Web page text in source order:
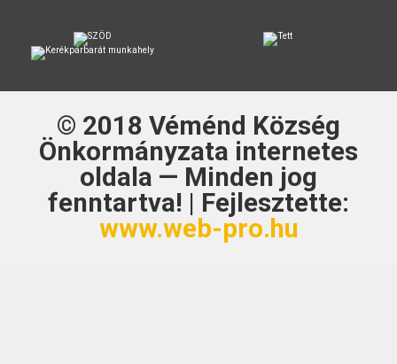
© 2018 Véménd Község
Önkormányzata internetes
oldala — Minden jog
fenntartva! | Fejlesztette:
www.web-pro.hu